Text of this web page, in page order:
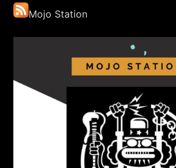
Sostieni Radio Città
Mojo Station